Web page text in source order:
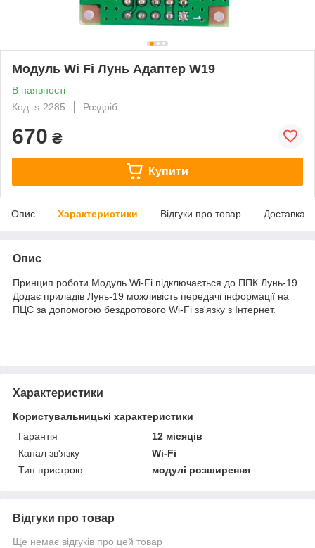
Модуль Wi Fi Лунь Адаптер W19
В наявності
Код: s-2285
Роздріб
670 ₴
Купити
Опис Характеристики Відгуки про товар Доставка
Опис
Принцип роботи Модуль Wi-Fi підключається до ППК Лунь-19.
Додає приладів Лунь-19 можливість передачі інформації на
ПЦС за допомогою бездротового Wi-Fi зв'язку з Інтернет.
Характеристики
Користувальницькі характеристики
Гарантія
12 місяців
Канал зв'язку
Wi-Fi
Тип пристрою
модулі розширення
Відгуки про товар
Ще немає відгуків про цей товар